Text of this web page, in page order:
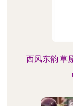
西风东韵·草